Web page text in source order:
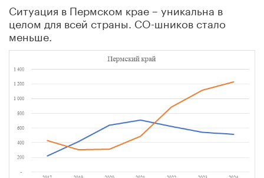
Ситуация в Пермском крае – уникальна в
целом для всей страны. СО-шников стало
меньше.